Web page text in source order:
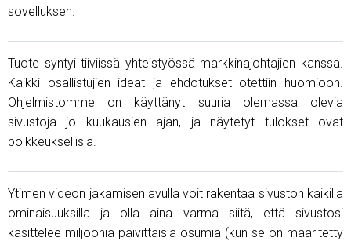
sovelluksen.
Tuote syntyi tiiviissä yhteistyössä markkinajohtajien kanssa.
Kaikki osallistujien ideat ja ehdotukset otettiin huomioon.
Ohjelmistomme on käyttänyt suuria olemassa olevia
sivustoja jo kuukausien ajan, ja näytetyt tulokset ovat
poikkeuksellisia.
Ytimen videon jakamisen avulla voit rakentaa sivuston kaikilla
ominaisuuksilla ja olla aina varma siitä, että sivustosi
käsittelee miljoonia päivittäisiä osumia (kun se on määritetty